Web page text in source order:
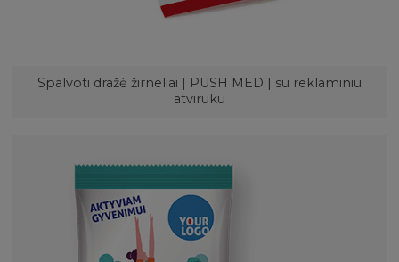
Spalvoti dražė žirneliai | PUSH MED | su reklaminiu
atviruku